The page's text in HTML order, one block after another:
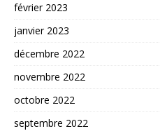
février 2023
janvier 2023
décembre 2022
novembre 2022
octobre 2022
septembre 2022